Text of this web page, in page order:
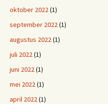
oktober 2022(1)
september 2022(1)
augustus 2022(1)
juli 2022(1)
juni 2022(1)
mei 2022(1)
april 2022(1)